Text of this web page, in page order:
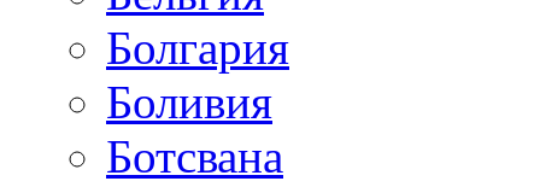
Болгария
Боливия
Ботсвана